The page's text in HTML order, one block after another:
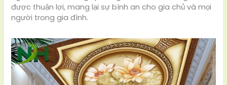
được thuận lợi, mang lại sự bình an cho gia chủ và mọi
người trong gia đình.